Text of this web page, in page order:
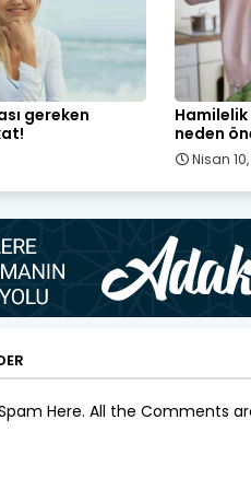
gereken
neden
Nisan
Here. All the Comments